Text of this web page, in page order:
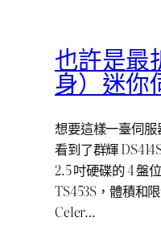
也許是最
身）迷你
想要這樣一臺伺
看到了群輝
2.5 吋硬碟的 4 盤
TS453S，體積和
Celer…